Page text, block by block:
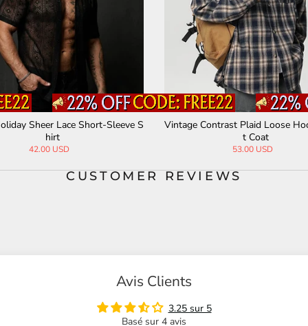
Sexy Floral Print Bandeau Tube Corset
15.90 USD
Black Mesh 26
CUSTOMER REVIEWS
Avis Clients
3.25 sur 5
Basé sur 4 avis